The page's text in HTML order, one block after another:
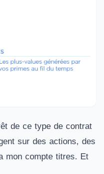
de ce type de contrat
sur des actions, des
mon compte titres. Et